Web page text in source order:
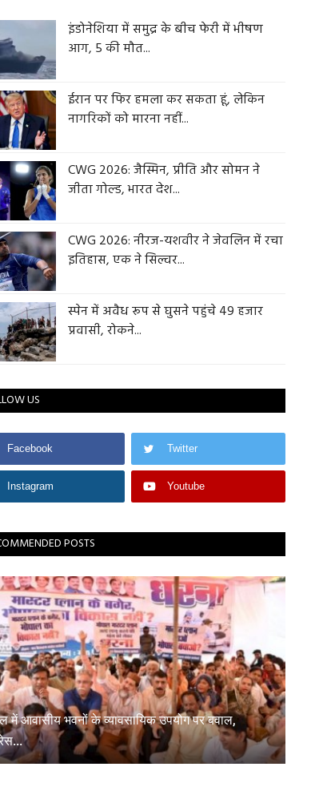
इंडोनेशिया में समुद्र के बीच फेरी में भीषण
आग, 5 की मौत...
ईरान पर फिर हमला कर सकता हूं, लेकिन
नागरिकों को मारना नहीं...
CWG 2026: जैस्मिन, प्रीति और सोमन ने
जीता गोल्ड, भारत देश...
CWG 2026: नीरज-यशवीर ने जेवलिन में रचा
इतिहास, एक ने सिल्वर...
स्पेन में अवैध रूप से घुसने पहुंचे 49 हजार
प्रवासी, रोकने...
US
Facebook Twitter
Instagram Youtube
POSTS
में आवासीय भवनों के व्यावसायिक उपयोग पर बवाल,